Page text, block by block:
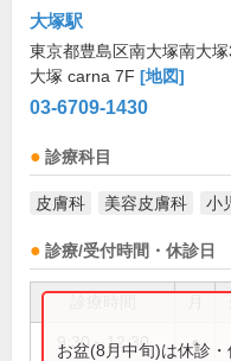
大塚駅
東京都豊島区南大塚南大
大塚 carna 7F [地図]
03-6709-1430
診療科目
皮膚科 美容皮膚科 小
診療/受付時間・休診日
9:30～12:30 ●
お盆(8月中旬)は休診